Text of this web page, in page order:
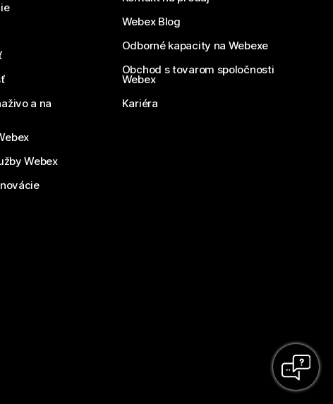
a na
Webex
Webex Blog
Odborné kapacity na Webexe
Obchod s tovarom spoločnosti
Webex
Kariéra